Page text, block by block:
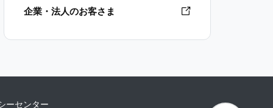
企業・法人のお客さま
ーセンター